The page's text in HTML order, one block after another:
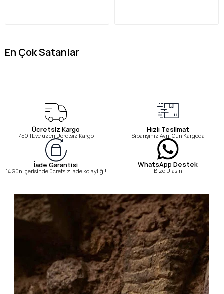
En Çok Satanlar
Ücretsiz Kargo
750 TL ve üzeri Ücretsiz Kargo
Hızlı Teslimat
Siparişiniz Aynı Gün Kargoda
İade Garantisi
14 Gün içerisinde ücretsiz iade kolaylığı!
WhatsApp Destek
Bize Ulaşın